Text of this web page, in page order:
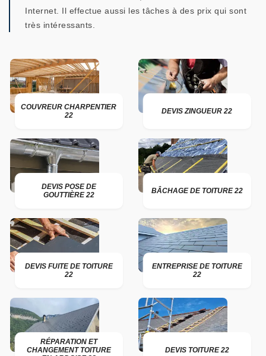
Internet. Il effectue aussi les tâches à des prix qui sont
très intéressants.
COUVREUR CHARPENTIER
22
DEVIS ZINGUEUR 22
DEVIS POSE DE
GOUTTIÈRE 22
BÂCHAGE DE TOITURE 22
DEVIS FUITE DE TOITURE
22
ENTREPRISE DE TOITURE
22
RÉPARATION ET
CHANGEMENT TOITURE
DEVIS TOITURE 22